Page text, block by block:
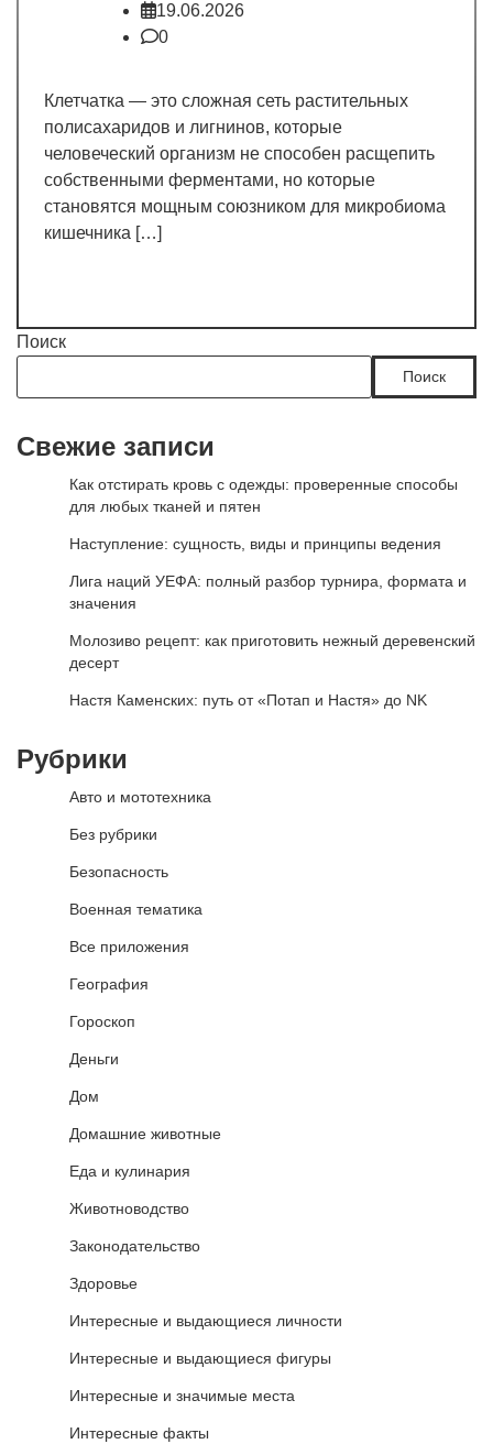
19.06.2026
0
Клетчатка — это сложная сеть растительных
полисахаридов и лигнинов, которые
человеческий организм не способен расщепить
собственными ферментами, но которые
становятся мощным союзником для микробиома
кишечника […]
Поиск
Поиск
Свежие записи
Как отстирать кровь с одежды: проверенные способы
для любых тканей и пятен
Наступление: сущность, виды и принципы ведения
Лига наций УЕФА: полный разбор турнира, формата и
значения
Молозиво рецепт: как приготовить нежный деревенский
десерт
Настя Каменских: путь от «Потап и Настя» до NK
Рубрики
Авто и мототехника
Без рубрики
Безопасность
Военная тематика
Все приложения
География
Гороскоп
Деньги
Дом
Домашние животные
Еда и кулинария
Животноводство
Законодательство
Здоровье
Интересные и выдающиеся личности
Интересные и выдающиеся фигуры
Интересные и значимые места
Интересные факты